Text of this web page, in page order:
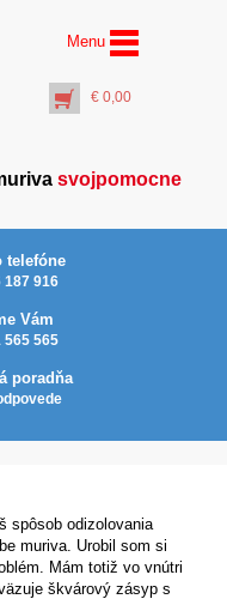
Menu
€ 0,00
svojpomocne
telefóne
187 916
Vám
565 565
poradňa
spôsob odizolovania
muriva. Urobil som si
Mám totiž vo vnútri
škvárový zásyp s
rukavice
máčané v latexovej
veľ. 10
PŘIDAT DO KOŠÍKU